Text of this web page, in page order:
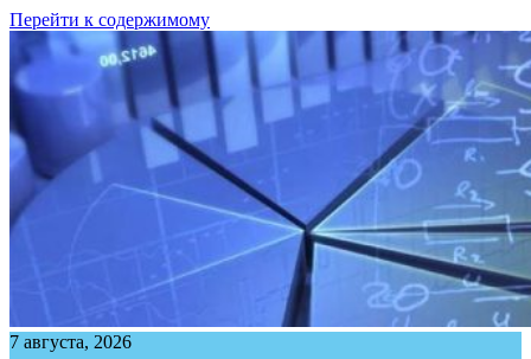
Перейти к содержимому
7 августа, 2026